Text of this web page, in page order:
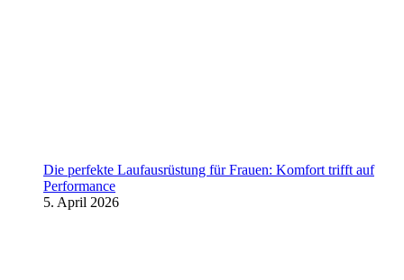
Die perfekte Laufausrüstung für Frauen: Komfort trifft auf
Performance
5. April 2026